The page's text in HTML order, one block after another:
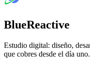
BlueReactive
Estudio digital: diseño,
que cobres desde el día uno.